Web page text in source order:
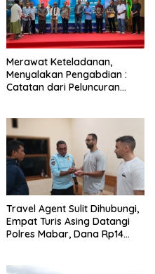
Merawat Keteladanan,
Menyalakan Pengabdian :
Catatan dari Peluncuran
Travel Agent Sulit Dihubungi,
Empat Turis Asing Datangi
Polres Mabar, Dana Rp14